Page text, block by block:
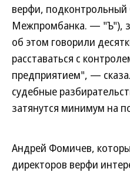
верфи, подконтрольный
Межпромбанка. — "Ъ"),
об этом говорили
расставаться с
предприятием", —
судебные
затянутся минимум на
Андрей Фомичев,
директоров верфи